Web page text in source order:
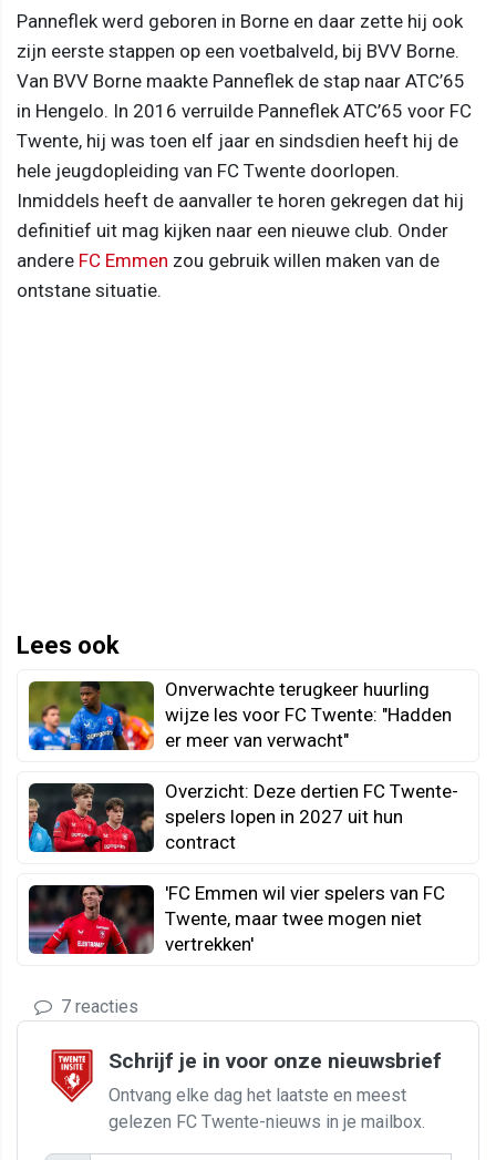
Panneflek werd geboren in Borne en daar zette hij ook
zijn eerste stappen op een voetbalveld, bij BVV Borne.
Van BVV Borne maakte Panneflek de stap naar ATC’65
in Hengelo. In 2016 verruilde Panneflek ATC’65 voor FC
Twente, hij was toen elf jaar en sindsdien heeft hij de
hele jeugdopleiding van FC Twente doorlopen.
Inmiddels heeft de aanvaller te horen gekregen dat hij
definitief uit mag kijken naar een nieuwe club. Onder
andere FC Emmen zou gebruik willen maken van de
ontstane situatie.
Lees ook
Onverwachte terugkeer huurling
wijze les voor FC Twente: "Hadden
er meer van verwacht"
Overzicht: Deze dertien FC Twente-
spelers lopen in 2027 uit hun
contract
'FC Emmen wil vier spelers van FC
Twente, maar twee mogen niet
vertrekken'
7 reacties
Schrijf je in voor onze nieuwsbrief
Ontvang elke dag het laatste en meest
gelezen FC Twente-nieuws in je mailbox.